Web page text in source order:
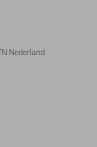
Nederland